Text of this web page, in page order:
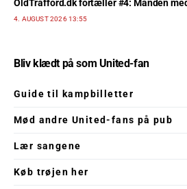
OldTrafford.dk fortæller #4: Manden
4. AUGUST 2026 13:55
Bliv klædt på som United-fan
Guide til kampbilletter
Mød andre United-fans på pub
Lær sangene
Køb trøjen her